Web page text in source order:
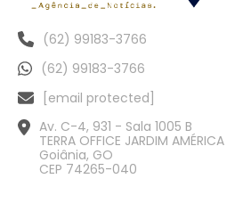
(62) 99183-3766
(62) 99183-3766
[email protected]
Av. C-4, 931 - Sala 1005 B
TERRA OFFICE JARDIM AMÉRICA
Goiânia, GO
CEP 74265-040